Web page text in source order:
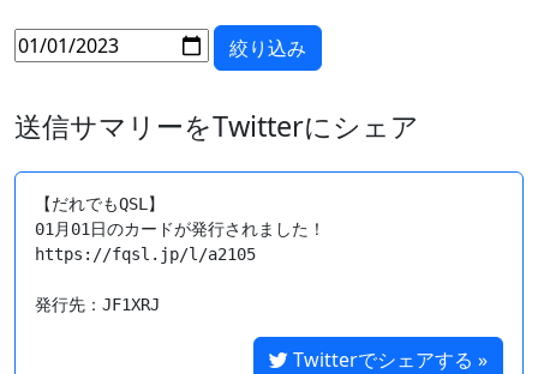
送信サマリーをTwitterにシェア
【だれでもQSL】
01月01日のカードが発行されました！
https://fqsl.jp/l/a2105
Twitterでシェアする »